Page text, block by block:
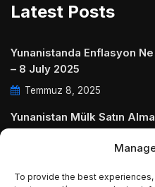
To provide the best
Latest Posts
Yunanistanda Enflasyon
– 8 July 2025
Temmuz 8, 2025
Yunanistan Mülk Satın
July 2025